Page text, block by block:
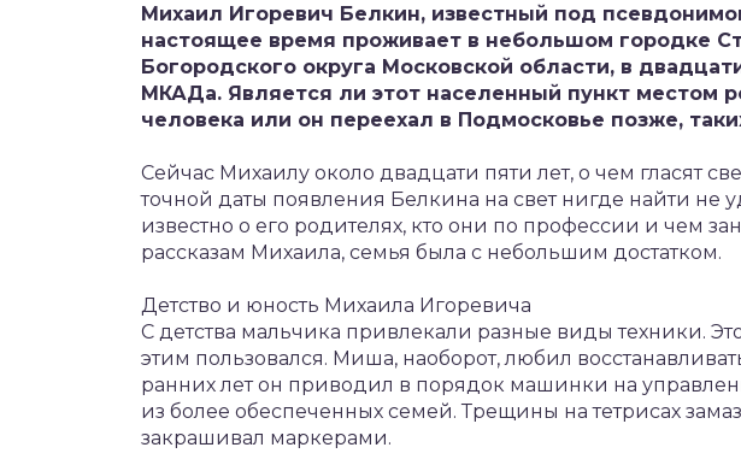
Михаил Игоревич Белкин, известный под
настоящее время проживает в небольшом городке
Богородского округа Московской области, в
МКАДа. Является ли этот населенный пункт местом
человека или он переехал в Подмосковье позже,
Сейчас Михаилу около двадцати пяти лет, о чем гласят
точной даты появления Белкина на свет нигде найти не
известно о его родителях, кто они по профессии и чем
рассказам Михаила, семья была с небольшим достатком.
Детство и юность Михаила Игоревича
С детства мальчика привлекали разные виды техники.
этим пользовался. Миша, наоборот, любил
ранних лет он приводил в порядок машинки на
из более обеспеченных семей. Трещины на тетрисах
закрашивал маркерами.